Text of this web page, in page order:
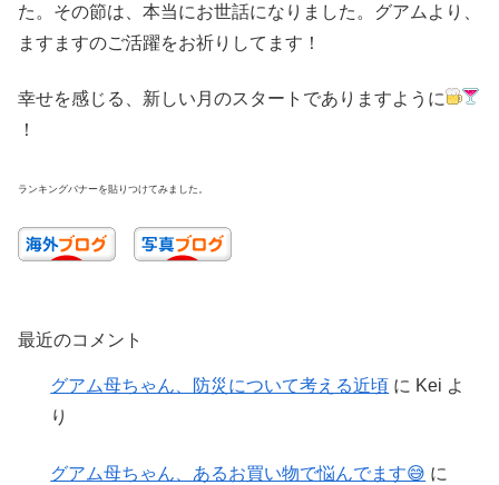
た。その節は、本当にお世話になりました。グアムより、
ますますのご活躍をお祈りしてます！
幸せを感じる、新しい月のスタートでありますように
！
ランキングバナーを貼りつけてみました。
最近のコメント
グアム母ちゃん、防災について考える近頃 に Kei よ
り
グアム母ちゃん、あるお買い物で悩んでます😅 に